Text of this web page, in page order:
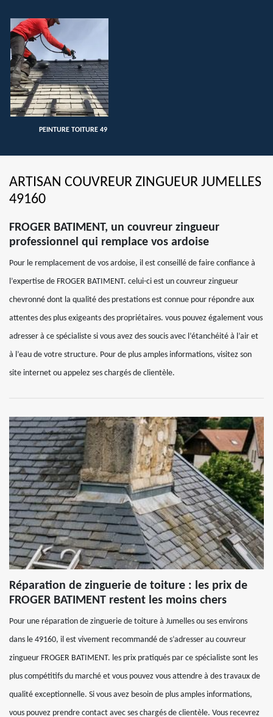
PEINTURE TOITURE 49
ARTISAN COUVREUR ZINGUEUR JUMELLES
49160
FROGER BATIMENT, un couvreur zingueur
professionnel qui remplace vos ardoise
Pour le remplacement de vos ardoise, il est conseillé de faire confiance à
l’expertise de FROGER BATIMENT. celui-ci est un couvreur zingueur
chevronné dont la qualité des prestations est connue pour répondre aux
attentes des plus exigeants des propriétaires. vous pouvez également vous
adresser à ce spécialiste si vous avez des soucis avec l’étanchéité à l’air et
à l’eau de votre structure. Pour de plus amples informations, visitez son
site internet ou appelez ses chargés de clientèle.
Réparation de zinguerie de toiture : les prix de
FROGER BATIMENT restent les moins chers
Pour une réparation de zinguerie de toiture à Jumelles ou ses environs
dans le 49160, il est vivement recommandé de s’adresser au couvreur
zingueur FROGER BATIMENT. les prix pratiqués par ce spécialiste sont les
plus compétitifs du marché et vous pouvez vous attendre à des travaux de
qualité exceptionnelle. Si vous avez besoin de plus amples informations,
vous pouvez prendre contact avec ses chargés de clientèle. Vous recevrez